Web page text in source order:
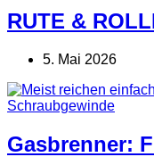
RUTE &
5. Mai 2026
Gasbrenner: